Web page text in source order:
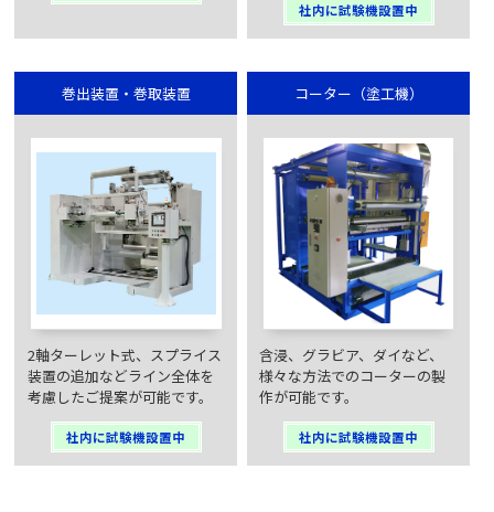
社内に試験機設置中
巻出装置・巻取装置
2軸ターレット式、スプライス
装置の追加などライン全体を
考慮したご提案が可能です。
社内に試験機設置中
コーター（塗工機）
含浸、グラビア、ダイなど、
様々な方法でのコーターの製
作が可能です。
社内に試験機設置中